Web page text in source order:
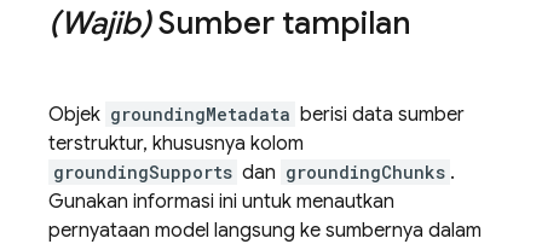
(Wajib)Sumber tampilan
Objek groundingMetadata berisi data sumber
terstruktur, khususnya kolom
groundingSupports dan groundingChunks .
Gunakan informasi ini untuk menautkan
pernyataan model langsung ke sumbernya dalam